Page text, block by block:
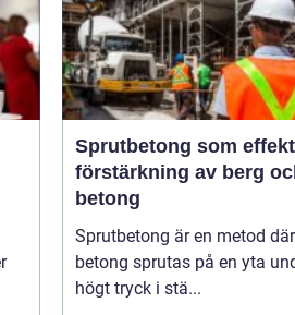
Sprutbetong som
förstärkning av berg
betong
Sprutbetong är en metod där
betong sprutas på en yta
högt tryck i stä...